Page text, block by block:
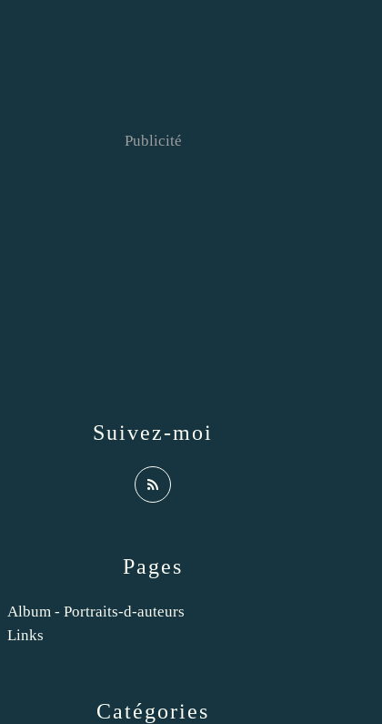
Catégories
Pages
Album - Portraits-d-auteurs
Links
Suivez-moi
Publicité